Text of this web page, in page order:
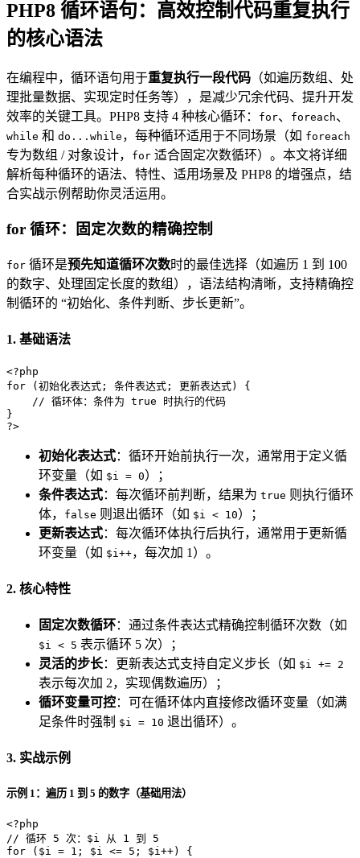
PHP8 循环语句：高效控制代码重复执行
的核心语法
在编程中，循环语句用于重复执行一段代码 （如遍历数组、处
理批量数据、实现定时任务等），是减少冗余代码、提升开发
效率的关键工具。PHP8 支持 4 种核心循环：
for、 foreach、
while 和 do...while ，每种循环适用于不同场景（如 foreach
专为数组 / 对象设计， for 适合固定次数循环）。本文将详细
解析每种循环的语法、特性、适用场景及 PHP8 的增强点，结
合实战示例帮助你灵活运用。
for 循环：固定次数的精确控制
for 循环是预先知道循环次数时的最佳选择（如遍历 1 到 100
的数字、处理固定长度的数组），语法结构清晰，支持精确控
制循环的 “初始化、条件判断、步长更新”。
1. 基础语法
<?php
for (初始化表达式; 条件表达式; 更新表达式) {
// 循环体：条件为 true 时执行的代码
?>
初始化表达式：循环开始前执行一次，通常用于定义循
环变量（如 $i = 0）；
条件表达式：每次循环前判断，结果为 true 则执行循环
体，
false 则退出循环（如 $i < 10）；
更新表达式：每次循环体执行后执行，通常用于更新循
环变量（如 $i++，每次加 1）。
2. 核心特性
固定次数循环：通过条件表达式精确控制循环次数（如
$i < 5 表示循环 5 次）；
灵活的步长：更新表达式支持自定义步长（如 $i += 2
表示每次加 2，实现偶数遍历）；
循环变量可控：可在循环体内直接修改循环变量（如满
足条件时强制 $i = 10 退出循环）。
3. 实战示例
示例 1：遍历 1 到 5 的数字（基础用法）
<?php
// 循环 5 次：$i 从 1 到 5
for ( $i = 1 ; $i <= 5 ; $i ++) {